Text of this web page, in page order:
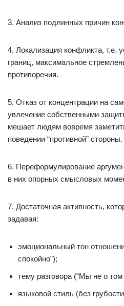
3. Анализ подлинных причин
4. Локализация конфликта, т.е.
границ, максимальное
противоречия.
5. Отказ от концентрации на
увлечение собственными
мешает людям вовремя
поведении “противной” стороны.
6. Переформулирование
в них опорных смысловых
7. Достаточная активность,
задавая:
эмоциональный тон
спокойно”);
тему разговора (“Мы не о
языковой стиль (без